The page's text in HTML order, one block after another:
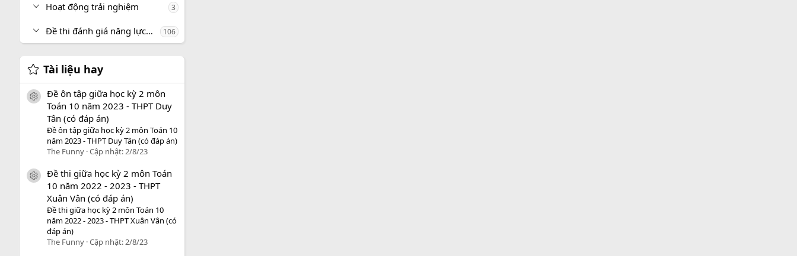
Hoạt động trải nghiệm 3
Đề thi đánh giá năng lực, tư duy 106
Tài liệu hay
icon tài liệu
Đề ôn tập giữa học kỳ 2 môn
Toán 10 năm 2023 - THPT Duy
Tân (có đáp án)
Đề ôn tập giữa học kỳ 2 môn Toán 10
năm 2023 - THPT Duy Tân (có đáp án)
The Funny Cập nhật:2/8/23
icon tài liệu
Đề thi giữa học kỳ 2 môn Toán
10 năm 2022 - 2023 - THPT
Xuân Vân (có đáp án)
Đề thi giữa học kỳ 2 môn Toán 10
năm 2022 - 2023 - THPT Xuân Vân (có
đáp án)
The Funny Cập nhật:2/8/23